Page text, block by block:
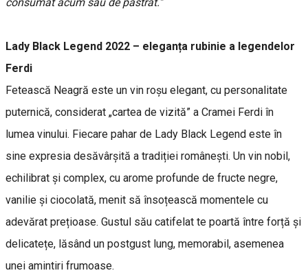
Lady Black Legend 2022 – eleganța rubinie a legendelor
Ferdi
Fetească Neagră este un vin roșu elegant, cu personalitate
puternică, considerat „cartea de vizită” a Cramei Ferdi în
lumea vinului. Fiecare pahar de Lady Black Legend este în
sine expresia desăvârșită a tradiției românești. Un vin nobil,
echilibrat și complex, cu arome profunde de fructe negre,
vanilie și ciocolată, menit să însoțească momentele cu
adevărat prețioase. Gustul său catifelat te poartă între forță și
delicatețe, lăsând un postgust lung, memorabil, asemenea
unei amintiri frumoase.